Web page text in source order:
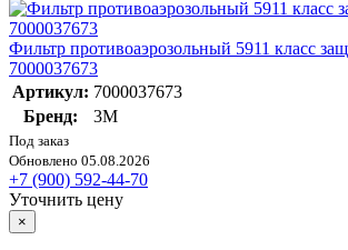
Фильтр противоаэрозольный 5911 класс
7000037673
Артикул: 7000037673
Бренд:
3М
Под заказ
Обновлено 05.08.2026
+7 (900) 592-44-70
Уточнить цену
×